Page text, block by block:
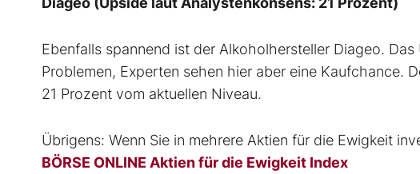
Ebenfalls spannend ist der Alkoholhersteller Diageo.
Problemen, Experten sehen hier aber eine Kaufchance.
21 Prozent vom aktuellen Niveau.
Übrigens: Wenn Sie in mehrere Aktien für die Ewigkeit
BÖRSE ONLINE Aktien für die Ewigkeit Index